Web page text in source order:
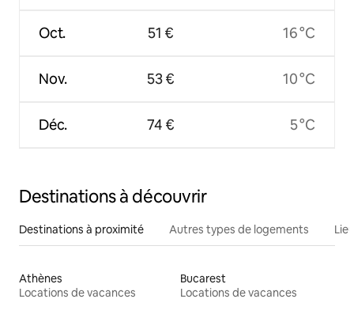
Oct.
Nov.
Déc.
51 €
53 €
74 €
16 °C
10 °C
5 °C
Destinations à découvrir
Destinations à proximité Autres types de logements
Athènes
Locations de vacances
Bucarest
Locations de vacances